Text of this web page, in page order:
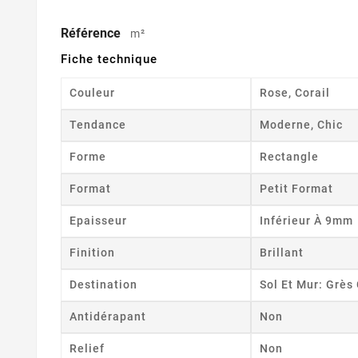
Référence m²
Fiche technique
Couleur Rose, Corail
Tendance Moderne, Chic
Forme Rectangle
Format Petit Format
Epaisseur Inférieur À 9mm
Finition Brillant
Destination Sol Et Mur: Grès
Antidérapant Non
Relief Non